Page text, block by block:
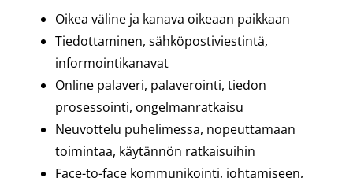
Oikea väline ja kanava oikeaan paikkaan
Tiedottaminen, sähköpostiviestintä,
informointikanavat
Online palaveri, palaverointi, tiedon
prosessointi, ongelmanratkaisu
Neuvottelu puhelimessa, nopeuttamaan
toimintaa, käytännön ratkaisuihin
Face-to-face kommunikointi, johtamiseen,